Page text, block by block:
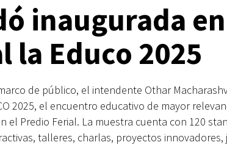
inaugurada
la Educo 2025
de público, el intendente Othar
2025, el encuentro educativo de mayor
el Predio Ferial. La muestra cuenta con 120
talleres, charlas, proyectos